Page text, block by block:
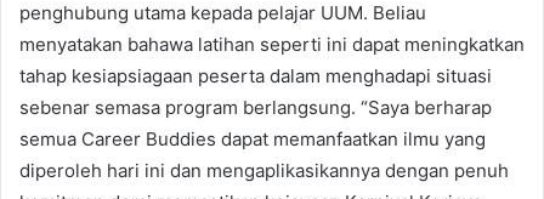
penghubung utama kepada pelajar UUM. Beliau
menyatakan bahawa latihan seperti ini dapat meningkatkan
tahap kesiapsiagaan peserta dalam menghadapi situasi
sebenar semasa program berlangsung. “Saya berharap
semua Career Buddies dapat memanfaatkan ilmu yang
diperoleh hari ini dan mengaplikasikannya dengan penuh